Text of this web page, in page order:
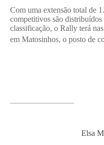
Com uma extensão total de
competitivos são
classificação, o Rally terá
em Matosinhos, o posto de
Elsa